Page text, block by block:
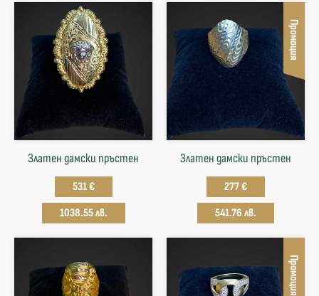
Златен дамски пръстен
531 €
1038.55 лв.
Промоция
Златен дамски пръстен
277 €
541.76 лв.
Промоция